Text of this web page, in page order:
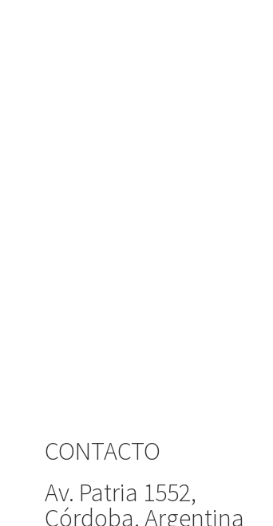
CONTACTO
Av. Patria 1552,
Córdoba, Argentina